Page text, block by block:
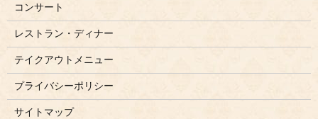
コンサート
レストラン・ディナー
テイクアウトメニュー
プライバシーポリシー
サイトマップ